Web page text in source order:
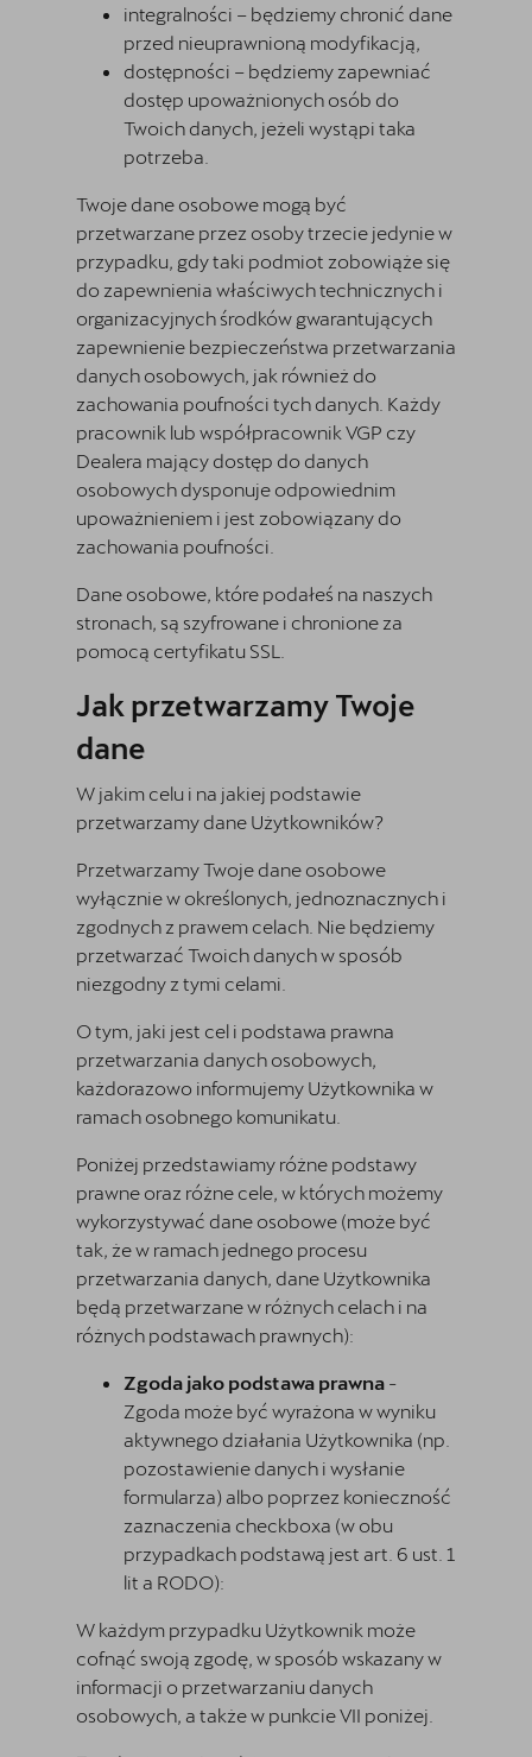
integralności – będziemy chronić dane
przed nieuprawnioną modyfikacją,
dostępności – będziemy zapewniać
dostęp upoważnionych osób do
Twoich danych, jeżeli wystąpi taka
potrzeba.
Twoje dane osobowe mogą być
przetwarzane przez osoby trzecie jedynie w
przypadku, gdy taki podmiot zobowiąże się
do zapewnienia właściwych technicznych i
organizacyjnych środków gwarantujących
zapewnienie bezpieczeństwa przetwarzania
danych osobowych, jak również do
zachowania poufności tych danych. Każdy
pracownik lub współpracownik VGP czy
Dealera mający dostęp do danych
osobowych dysponuje odpowiednim
upoważnieniem i jest zobowiązany do
zachowania poufności.
Dane osobowe, które podałeś na naszych
stronach, są szyfrowane i chronione za
pomocą certyfikatu SSL.
Jak przetwarzamy Twoje
dane
W jakim celu i na jakiej podstawie
przetwarzamy dane Użytkowników?
Przetwarzamy Twoje dane osobowe
wyłącznie w określonych, jednoznacznych i
zgodnych z prawem celach. Nie będziemy
przetwarzać Twoich danych w sposób
niezgodny z tymi celami.
O tym, jaki jest cel i podstawa prawna
przetwarzania danych osobowych,
każdorazowo informujemy Użytkownika w
ramach osobnego komunikatu.
Poniżej przedstawiamy różne podstawy
prawne oraz różne cele, w których możemy
wykorzystywać dane osobowe (może być
tak, że w ramach jednego procesu
przetwarzania danych, dane Użytkownika
będą przetwarzane w różnych celach i na
różnych podstawach prawnych):
Zgoda jako podstawa prawna -
Zgoda może być wyrażona w wyniku
aktywnego działania Użytkownika (np.
pozostawienie danych i wysłanie
formularza) albo poprzez konieczność
zaznaczenia checkboxa (w obu
przypadkach podstawą jest art. 6 ust. 1
lit a RODO):
W każdym przypadku Użytkownik może
cofnąć swoją zgodę, w sposób wskazany w
informacji o przetwarzaniu danych
osobowych, a także w punkcie VII poniżej.